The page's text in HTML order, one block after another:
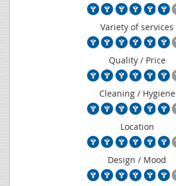
Variety of services
Quality / Price
Cleaning / Hygiene
Location
Design / Mood